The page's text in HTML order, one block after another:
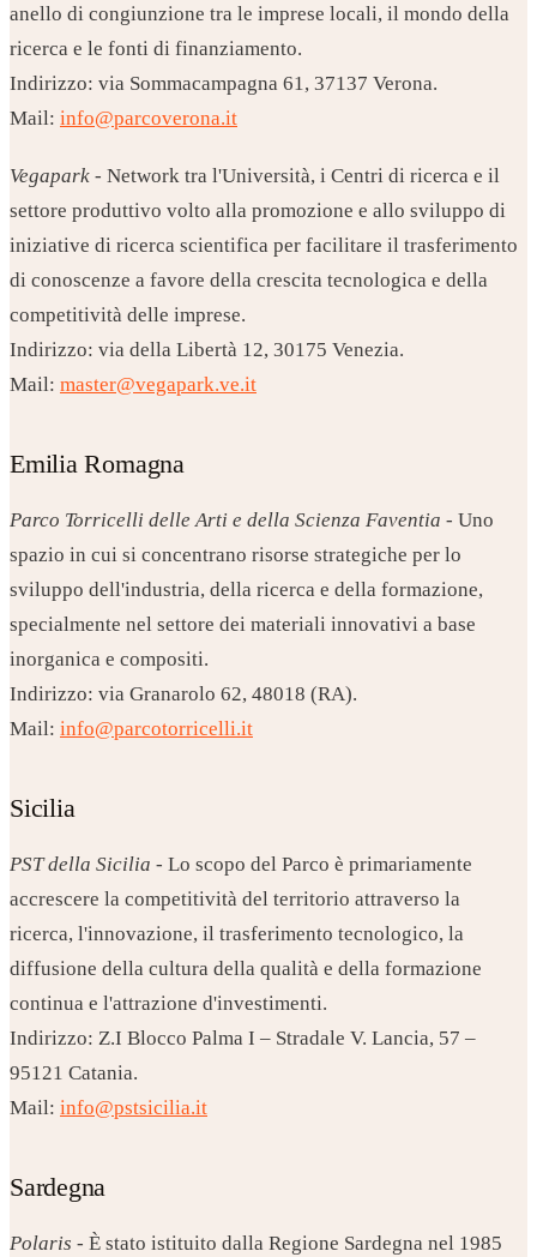
anello di congiunzione tra le imprese locali, il mondo della
ricerca e le fonti di finanziamento.
Indirizzo: via Sommacampagna 61, 37137 Verona.
Mail: info@parcoverona.it
Vegapark - Network tra l'Università, i Centri di ricerca e il
settore produttivo volto alla promozione e allo sviluppo di
iniziative di ricerca scientifica per facilitare il trasferimento
di conoscenze a favore della crescita tecnologica e della
competitività delle imprese.
Indirizzo: via della Libertà 12, 30175 Venezia.
Mail: master@vegapark.ve.it
Emilia Romagna
Parco Torricelli delle Arti e della Scienza Faventia - Uno
spazio in cui si concentrano risorse strategiche per lo
sviluppo dell'industria, della ricerca e della formazione,
specialmente nel settore dei materiali innovativi a base
inorganica e compositi.
Indirizzo: via Granarolo 62, 48018 (RA).
Mail: info@parcotorricelli.it
Sicilia
PST della Sicilia - Lo scopo del Parco è primariamente
accrescere la competitività del territorio attraverso la
ricerca, l'innovazione, il trasferimento tecnologico, la
diffusione della cultura della qualità e della formazione
continua e l'attrazione d'investimenti.
Indirizzo: Z.I Blocco Palma I – Stradale V. Lancia, 57 –
95121 Catania.
Mail: info@pstsicilia.it
Sardegna
Polaris - È stato istituito dalla Regione Sardegna nel 1985